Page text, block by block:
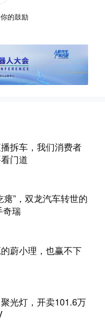
的鼓励
拆车，我们消费者
门道
瘪”，双龙汽车转世的
奇瑞
蔚小理，也赢不下
光灯，开卖101.6万